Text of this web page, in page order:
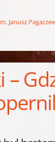
, Janusz
–